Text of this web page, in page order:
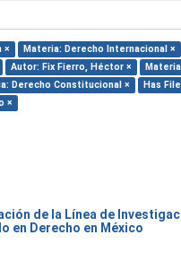
× Materia: Derecho Internacional ×
Autor: Fix Fierro, Héctor ×
Derecho Constitucional × Has
×
de la Línea de
en Derecho en México